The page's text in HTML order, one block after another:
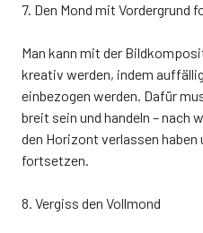
7. Den Mond mit Vordergrund
Man kann mit der
kreativ werden, indem
einbezogen werden. Dafür
breit sein und handeln – nach
den Horizont verlassen haben
fortsetzen.
8. Vergiss den Vollmond